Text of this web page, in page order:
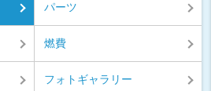
パーツ
燃費
フォトギャラリー